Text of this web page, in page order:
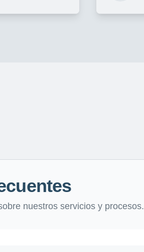
nuestros servicios y procesos.